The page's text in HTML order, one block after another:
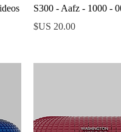
السريع
S300 - Aafz - 1000 -
السعر‏20.00 US$